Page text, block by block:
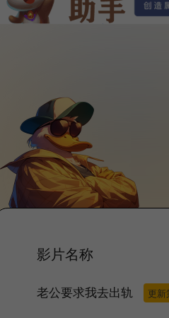
影片名称
老公要求我去出轨 更新